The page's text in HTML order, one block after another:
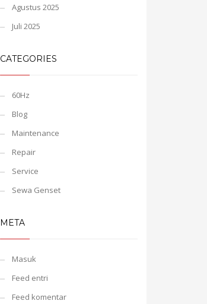
Agustus 2025
Juli 2025
CATEGORIES
60Hz
Blog
Maintenance
Repair
Service
Sewa Genset
META
Masuk
Feed entri
Feed komentar